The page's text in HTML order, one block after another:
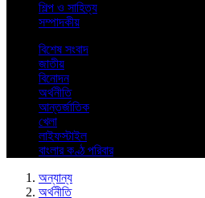
শিল্প ও সাহিত্য
সম্পাদকীয়
বিশেষ সংবাদ
জাতীয়
বিনোদন
অর্থনীতি
আন্তর্জাতিক
খেলা
লাইফস্টাইল
বাংলার কণ্ঠ পরিবার
অন্যান্য
অর্থনীতি